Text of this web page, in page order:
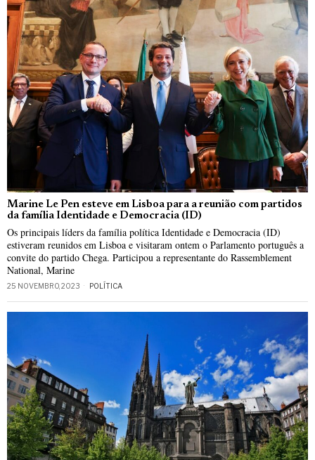
Marine Le Pen esteve em Lisboa para a reunião com partidos
da família Identidade e Democracia (ID)
Os principais líders da família política Identidade e Democracia (ID)
estiveram reunidos em Lisboa e visitaram ontem o Parlamento português a
convite do partido Chega. Participou a representante do Rassemblement
National, Marine
25 NOVEMBRO, 2023 POLÍTICA